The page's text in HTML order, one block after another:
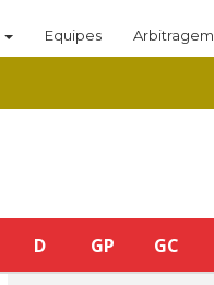
Equipes Arbitragem
D GP GC